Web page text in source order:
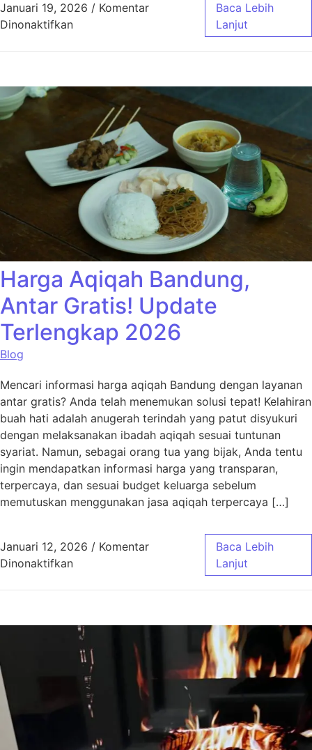
Januari 19, 2026 / Komentar
Dinonaktifkanpada Aqiqah Baleendah Bandung Murah &
Baca Lebih
Lanjut
Harga Aqiqah Bandung,
Antar Gratis! Update
Terlengkap 2026
Blog
Mencari informasi harga aqiqah Bandung dengan layanan
antar gratis? Anda telah menemukan solusi tepat! Kelahiran
buah hati adalah anugerah terindah yang patut disyukuri
dengan melaksanakan ibadah aqiqah sesuai tuntunan
syariat. Namun, sebagai orang tua yang bijak, Anda tentu
ingin mendapatkan informasi harga yang transparan,
terpercaya, dan sesuai budget keluarga sebelum
memutuskan menggunakan jasa aqiqah terpercaya […]
Januari 12, 2026 / Komentar
Dinonaktifkanpada Harga Aqiqah Bandung, Antar Gratis!
Baca Lebih
Lanjut